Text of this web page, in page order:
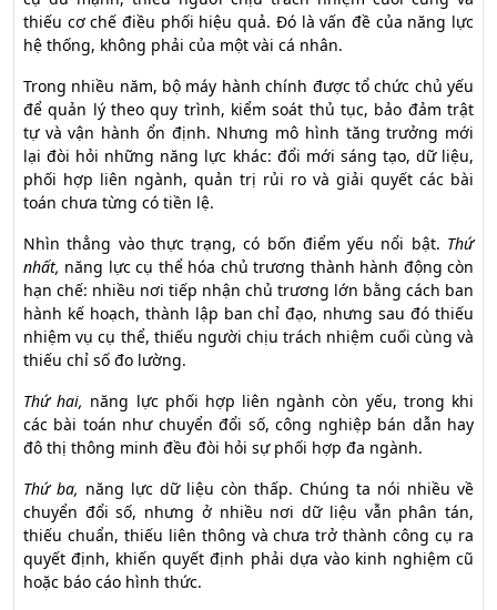
thiếu cơ chế điều phối hiệu quả. Đó là vấn đề của năng lực
hệ thống, không phải của một vài cá nhân.
Trong nhiều năm, bộ máy hành chính được tổ chức chủ yếu
để quản lý theo quy trình, kiểm soát thủ tục, bảo đảm trật
tự và vận hành ổn định. Nhưng mô hình tăng trưởng mới
lại đòi hỏi những năng lực khác: đổi mới sáng tạo, dữ liệu,
phối hợp liên ngành, quản trị rủi ro và giải quyết các bài
toán chưa từng có tiền lệ.
Nhìn thẳng vào thực trạng, có bốn điểm yếu nổi bật. Thứ
nhất, năng lực cụ thể hóa chủ trương thành hành động còn
hạn chế: nhiều nơi tiếp nhận chủ trương lớn bằng cách ban
hành kế hoạch, thành lập ban chỉ đạo, nhưng sau đó thiếu
nhiệm vụ cụ thể, thiếu người chịu trách nhiệm cuối cùng và
thiếu chỉ số đo lường.
Thứ hai, năng lực phối hợp liên ngành còn yếu, trong khi
các bài toán như chuyển đổi số, công nghiệp bán dẫn hay
đô thị thông minh đều đòi hỏi sự phối hợp đa ngành.
Thứ ba, năng lực dữ liệu còn thấp. Chúng ta nói nhiều về
chuyển đổi số, nhưng ở nhiều nơi dữ liệu vẫn phân tán,
thiếu chuẩn, thiếu liên thông và chưa trở thành công cụ ra
quyết định, khiến quyết định phải dựa vào kinh nghiệm cũ
hoặc báo cáo hình thức.